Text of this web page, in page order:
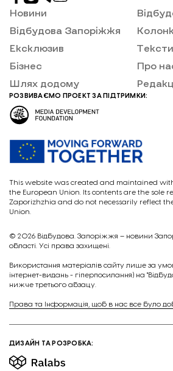
Новини
Відбудова Запоріжжя
Ексклюзив
Бізнес
Шлях додому
Тексти
Про
РОЗВИВАЄМО ПРОЕКТ ЗА ПІДТРИМКИ:
This website was created and maintained
the European Union. Its contents are the sole
Zaporizhzhia and do not necessarily reflect
Union.
© 2026 Відбудова. Запоріжжя – новини
області. Усі права захищені.
Викориcтання матеріалів сайту лише за
інтернет-видань - гіперпосилання) на
нижче третього абзацу.
Права та Інформація, щоб в нас все було
ДИЗАЙН ТА РОЗРОБКА: